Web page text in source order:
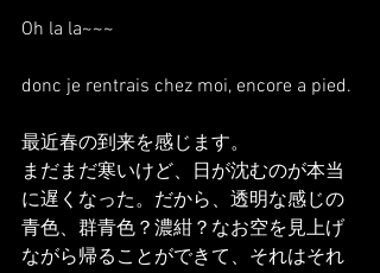
Oh la la~~~
donc je rentrais chez moi, encore a pied.
最近春の到来を感じます。
まだまだ寒いけど、日が沈むのが本当
に遅くなった。だから、透明な感じの
青色、群青色？濃紺？なお空を見上げ
ながら帰ることができて、それはそれ